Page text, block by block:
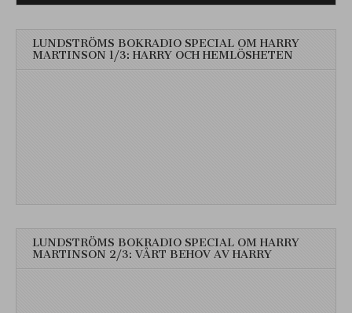
LUNDSTRÖMS BOKRADIO SPECIAL OM HARRY
MARTINSON 1/3: HARRY OCH HEMLÖSHETEN
LUNDSTRÖMS BOKRADIO SPECIAL OM HARRY
MARTINSON 2/3: VÅRT BEHOV AV HARRY